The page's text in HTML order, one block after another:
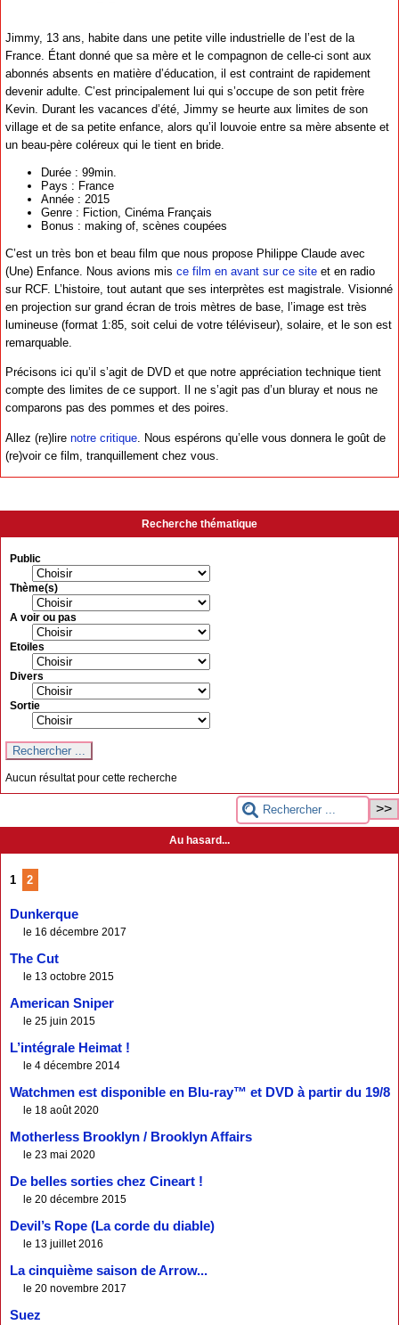
Jimmy, 13 ans, habite dans une petite ville industrielle de l’est de la
France. Étant donné que sa mère et le compagnon de celle-ci sont aux
abonnés absents en matière d’éducation, il est contraint de rapidement
devenir adulte. C’est principalement lui qui s’occupe de son petit frère
Kevin. Durant les vacances d’été, Jimmy se heurte aux limites de son
village et de sa petite enfance, alors qu’il louvoie entre sa mère absente et
un beau-père coléreux qui le tient en bride.
Durée : 99min.
Pays : France
Année : 2015
Genre : Fiction, Cinéma Français
Bonus : making of, scènes coupées
C’est un très bon et beau film que nous propose Philippe Claude avec
(Une) Enfance. Nous avions mis ce film en avant sur ce site et en radio
sur RCF. L’histoire, tout autant que ses interprètes est magistrale. Visionné
en projection sur grand écran de trois mètres de base, l’image est très
lumineuse (format 1:85, soit celui de votre téléviseur), solaire, et le son est
remarquable.
Précisons ici qu’il s’agit de DVD et que notre appréciation technique tient
compte des limites de ce support. Il ne s’agit pas d’un bluray et nous ne
comparons pas des pommes et des poires.
Allez (re)lire notre critique . Nous espérons qu’elle vous donnera le goût de
(re)voir ce film, tranquillement chez vous.
Recherche thématique
Public
Thème(s)
A voir ou pas
Etoiles
Divers
Sortie
Aucun résultat pour cette recherche
Au hasard...
1 2
Dunkerque
le 16 décembre 2017
The Cut
le 13 octobre 2015
American Sniper
le 25 juin 2015
L’intégrale Heimat !
le 4 décembre 2014
Watchmen est disponible en Blu-ray™ et DVD à partir du 19/8
le 18 août 2020
Motherless Brooklyn / Brooklyn Affairs
le 23 mai 2020
De belles sorties chez Cineart !
le 20 décembre 2015
Devil’s Rope (La corde du diable)
le 13 juillet 2016
La cinquième saison de Arrow...
le 20 novembre 2017
Suez